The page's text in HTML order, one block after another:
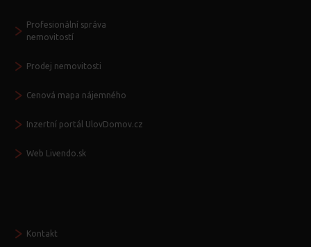
Profesionální správa
nemovitostí
Prodej nemovitosti
Cenová mapa nájemného
Inzertní portál UlovDomov.cz
Web Livendo.sk
Kontakt